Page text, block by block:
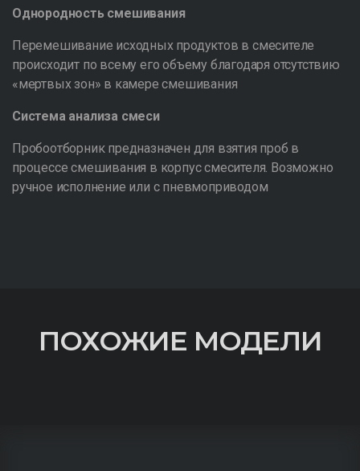
Однородность смешивания
Перемешивание исходных продуктов в смесителе
происходит по всему его объему благодаря отсутствию
«мертвых зон» в камере смешивания
Система анализа смеси
Пробоотборник предназначен для взятия проб в
процессе смешивания в корпус смесителя. Возможно
ручное исполнение или с пневмоприводом
ПОХОЖИЕ МОДЕЛИ